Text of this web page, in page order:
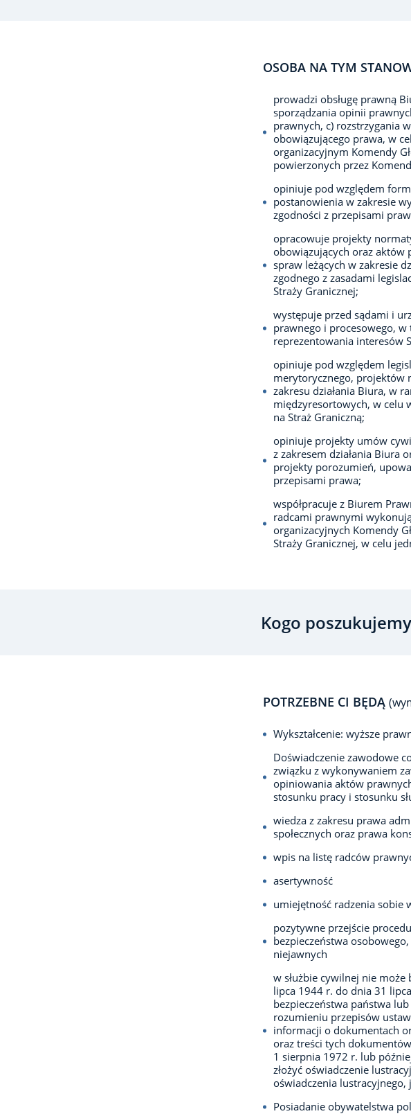
OSOBA NA TYM
prowadzi obsługę prawną
sporządzania opinii
prawnych, c) rozstrzygania
obowiązującego prawa, w
organizacyjnym Komendy
powierzonych przez
opiniuje pod względem
postanowienia w zakresie
zgodności z przepisami
opracowuje projekty
obowiązujących oraz aktów
spraw leżących w zakresie
zgodnego z zasadami
Straży Granicznej;
występuje przed sądami i
prawnego i procesowego,
reprezentowania interesów
opiniuje pod względem
merytorycznego, projektów
zakresu działania Biura, w
międzyresortowych, w celu
na Straż Graniczną;
opiniuje projekty umów
z zakresem działania Biura
projekty porozumień,
przepisami prawa;
współpracuje z Biurem
radcami prawnymi
organizacyjnych Komendy
Straży Granicznej, w celu
Kogo poszukujemy
POTRZEBNE CI BĘDĄ
Wykształcenie: wyższe
Doświadczenie zawodowe
związku z wykonywaniem
opiniowania aktów
stosunku pracy i stosunku
wiedza z zakresu prawa
społecznych oraz prawa
wpis na listę radców
asertywność
umiejętność radzenia sobie
pozytywne przejście
bezpieczeństwa
niejawnych
w służbie cywilnej nie
lipca 1944 r. do dnia 31
bezpieczeństwa państwa
rozumieniu przepisów
informacji o dokumentach
oraz treści tych
1 sierpnia 1972 r. lub
złożyć oświadczenie
oświadczenia lustracyjnego,
Posiadanie obywatelstwa